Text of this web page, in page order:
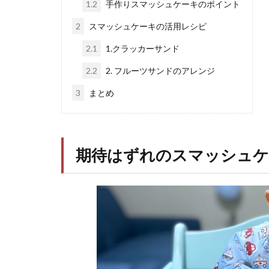
1.2 手作りスマッシュケーキのポイント
2 スマッシュケーキの活用レシピ
2.1 1.クラッカーサンド
2.2 2. フルーツサンドのアレンジ
3 まとめ
期待はずれのスマッシュ